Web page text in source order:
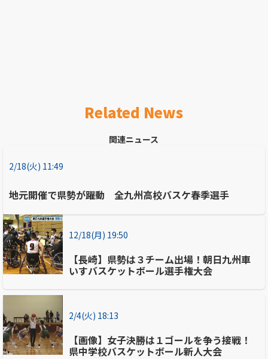
Related News
関連ニュース
2/18(火) 11:49
地元開催で県勢が躍動 全九州高校バスケ春季選手
12/18(月) 19:50
【長崎】県勢は３チーム出場！朝日九州車
いすバスケットボール選手権大会
2/4(火) 18:13
【画像】女子決勝は１ゴールを争う接戦！
県中学校バスケットボール新人大会